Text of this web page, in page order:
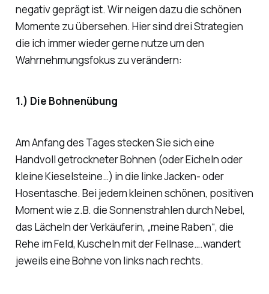
negativ geprägt ist. Wir neigen dazu die schönen
Momente zu übersehen. Hier sind drei Strategien
die ich immer wieder gerne nutze um den
Wahrnehmungsfokus zu verändern:
1.) Die Bohnenübung
Am Anfang des Tages stecken Sie sich eine
Handvoll getrockneter Bohnen (oder Eicheln oder
kleine Kieselsteine…) in die linke Jacken- oder
Hosentasche. Bei jedem kleinen schönen, positiven
Moment wie z.B. die Sonnenstrahlen durch Nebel,
das Lächeln der Verkäuferin, „meine Raben“, die
Rehe im Feld, Kuscheln mit der Fellnase….wandert
jeweils eine Bohne von links nach rechts.